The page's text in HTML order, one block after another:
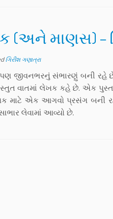
(અને માણસ) –
ગિરીશ ગણાત્રા
જીવનભરનું સંભારણું બની રહે
વાતમાં લેખક કહે છે. એક
માટે એક આગવો પ્રસંગ બની
લેવામાં આવ્યો છે.